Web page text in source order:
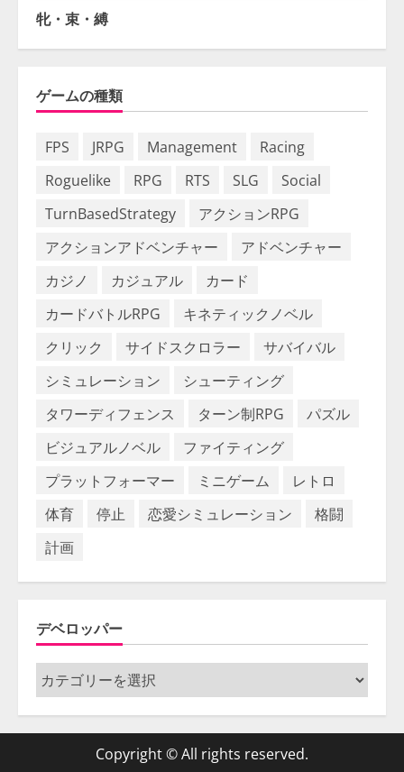
牝・束・縛
ゲームの種類
FPS JRPG Management
Racing
Roguelike
RPG RTS SLG
Social
TurnBasedStrategy
アクションRPG
アクションアドベンチャー
アドベンチャー
カジノ
カジュアル
カード
カードバトルRPG
キネティックノベル
クリック
サイドスクロラー
サバイバル
シミュレーション
シューティング
タワーディフェンス
ターン制RPG
パズル
ビジュアルノベル
ファイティング
プラットフォーマー
ミニゲーム
レトロ
体育
停止 恋愛シミュレーション
格闘
計画
デベロッパー
デ
ベ
Copyright © All rights reserved.